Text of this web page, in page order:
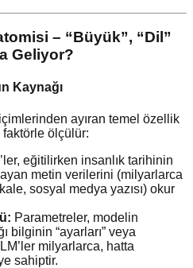
– “Büyük”, “Dil”
Geliyor?
Kaynağı
ayıran temel özellik
faktörle ölçülür:
eğitilirken insanlık tarihinin
metin verilerini (milyarlarca
sosyal medya yazısı) okur
Parametreler, modelin
bilginin “ayarları” veya
milyarlarca, hatta
sahiptir.